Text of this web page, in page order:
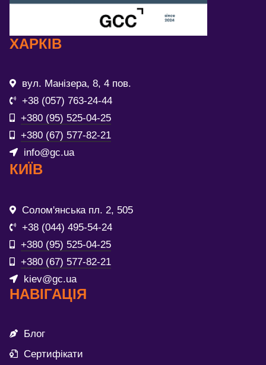
ХАРКІВ
вул. Манізера, 8, 4 пов.
+38 (057) 763-24-44
+380 (95) 525-04-25
+380 (67) 577-82-21
info@gc.ua
КИЇВ
Солом'янська пл. 2, 505
+38 (044) 495-54-24
+380 (95) 525-04-25
+380 (67) 577-82-21
kiev@gc.ua
НАВІГАЦІЯ
Блог
Сертифікати